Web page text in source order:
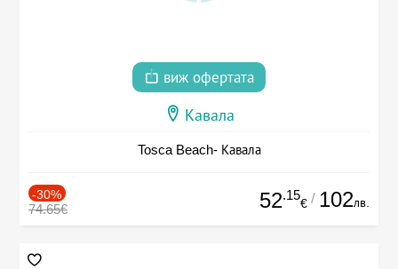
виж офертата
Кавала
Tosca Beach- Кавала
-30%
74.65€ 52.15
€ / 102лв.